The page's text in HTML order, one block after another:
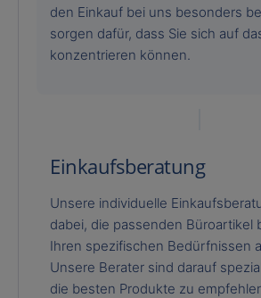
den Einkauf bei uns besonders
sorgen dafür, dass Sie sich auf
konzentrieren können.
Einkaufsberatung
Unsere individuelle
dabei, die passenden Büroartikel
Ihren spezifischen Bedürfnissen
Unsere Berater sind darauf
die besten Produkte zu